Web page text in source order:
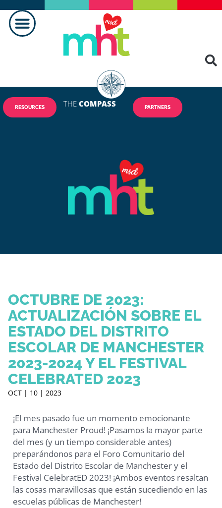
RESOURCES THE COMPASS PARTNERS
OCTUBRE DE 2023:
ACTUALIZACIÓN SOBRE EL
ESTADO DEL DISTRITO
ESCOLAR DE MANCHESTER
2023-2024 Y EL FESTIVAL
CELEBRATED 2023
OCT | 10 | 2023
¡El mes pasado fue un momento emocionante
para Manchester Proud! ¡Pasamos la mayor parte
del mes (y un tiempo considerable antes)
preparándonos para el Foro Comunitario del
Estado del Distrito Escolar de Manchester y el
Festival CelebratED 2023! ¡Ambos eventos resaltan
las cosas maravillosas que están sucediendo en las
escuelas públicas de Manchester!